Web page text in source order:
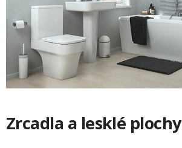
Zrcadla a lesklé plochy